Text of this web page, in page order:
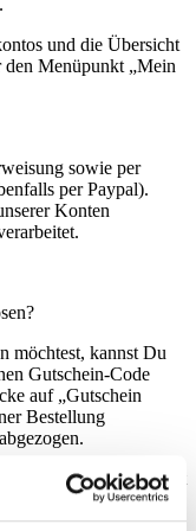
und die Übersicht
den Menüpunkt „Mein
sowie per
per Paypal).
Konten
möchtest, kannst Du
Gutschein-Code
auf „Gutschein
Bestellung
Der Betrag ist nicht